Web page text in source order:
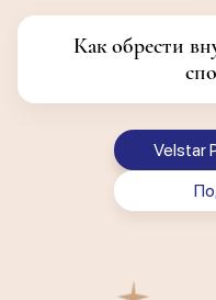
Как обрести
Velstar